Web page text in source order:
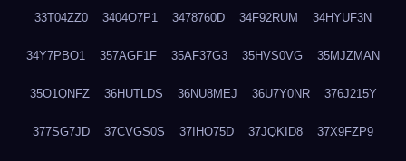
33T04ZZ0 3404O7P1 3478760D 34F92RUM 34HYUF3N
34Y7PBO1 357AGF1F 35AF37G3 35HVS0VG 35MJZMAN
35O1QNFZ 36HUTLDS 36NU8MEJ 36U7Y0NR 376J215Y
377SG7JD 37CVGS0S 37IHO75D 37JQKID8 37X9FZP9